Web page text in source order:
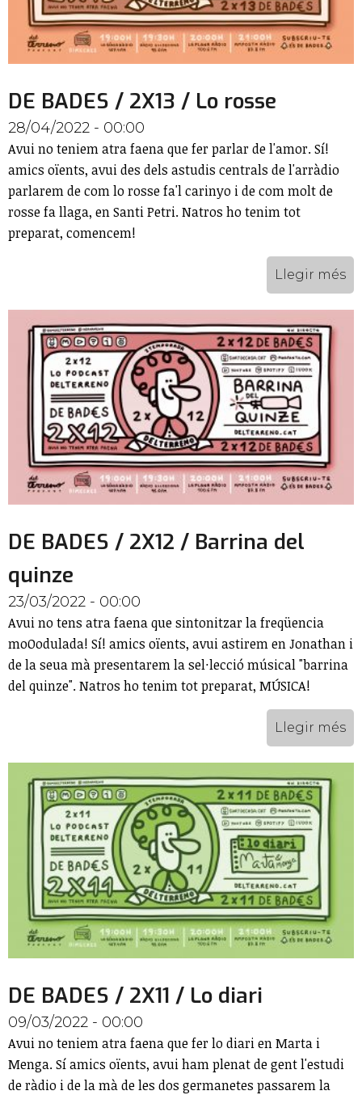
DE BADES / 2X13 / Lo rosse
28/04/2022 - 00:00
Avui no teniem atra faena que fer parlar de l'amor. Sí!
amics oïents, avui des dels astudis centrals de l'arràdio
parlarem de com lo rosse fa'l carinyo i de com molt de
rosse fa llaga, en Santi Petri. Natros ho tenim tot
preparat, comencem!
Llegir més
DE BADES / 2X12 / Barrina del
quinze
23/03/2022 - 00:00
Avui no tens atra faena que sintonitzar la freqüencia
moOodulada! Sí! amics oïents, avui astirem en Jonathan i
de la seua mà presentarem la sel·lecció músical "barrina
del quinze". Natros ho tenim tot preparat, MÚSICA!
Llegir més
DE BADES / 2X11 / Lo diari
09/03/2022 - 00:00
Avui no teniem atra faena que fer lo diari en Marta i
Menga. Sí amics oïents, avui ham plenat de gent l'estudi
de ràdio i de la mà de les dos germanetes passarem la